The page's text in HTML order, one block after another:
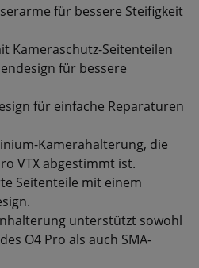
für bessere Steifigkeit
Kameraschutz-Seitenteilen
für bessere
für einfache Reparaturen
Kamerahalterung, die
VTX abgestimmt ist.
Seitenteile mit einem
unterstützt sowohl
O4 Pro als auch SMA-